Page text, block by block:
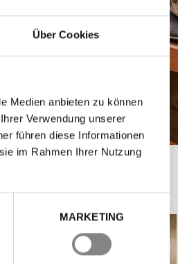
Über Cookies
Medien anbieten zu können
Verwendung unserer
führen diese Informationen
im Rahmen Ihrer Nutzung
MARKETING